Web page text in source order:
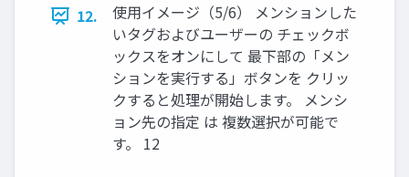
12.
使用イメージ（5/6） メンションした
いタグおよびユーザーの チェックボ
ックスをオンにして 最下部の「メン
ションを実行する」ボタンを クリッ
クすると処理が開始します。 メンシ
ョン先の指定 は 複数選択が可能で
す。 12